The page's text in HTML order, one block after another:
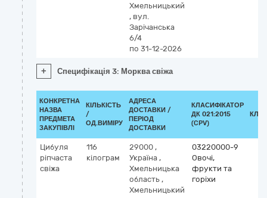
Хмельницький
, вул.
Зарічанська
6/4
по 31-12-2026
+ Специфікація 3: Морква свіжа
КОНКРЕТНА
НАЗВА
ПРЕДМЕТА
ЗАКУПІВЛІ
КІЛЬКІСТЬ
/
ОД.ВИМІРУ
АДРЕСА
ДОСТАВКИ /
ПЕРІОД
ДОСТАВКИ
КЛАСИФІКАТОР
ДК 021:2015
(CPV)
Цибуля
ріпчаста
свіжа
116
кілограм
29000 ,
Україна ,
Хмельницька
область ,
Хмельницький
03220000-9
Овочі,
фрукти та
горіхи